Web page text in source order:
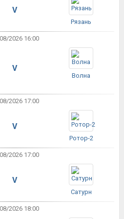
V
Рязань
2026 16:00
V
Волна
2026 17:00
V
Ротор-2
2026 17:00
V
Сатурн
2026 18:00